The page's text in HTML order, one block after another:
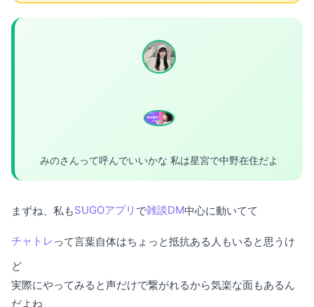
みのさんって呼んでいいかな 私は星宮で中野在住だよ
まずね、私もSUGOアプリ で雑談DM中心に動いてて
チャトレ って言葉自体はちょっと抵抗ある人もいると思うけ
ど
実際にやってみると声だけで繋がれるから気楽な面もあるん
だよね